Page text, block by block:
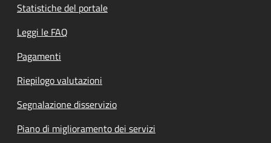
Statistiche del portale
Leggi le FAQ
Pagamenti
Riepilogo valutazioni
Segnalazione disservizio
Piano di miglioramento dei servizi